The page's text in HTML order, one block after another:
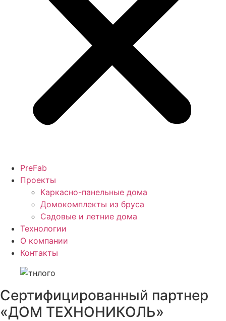
PreFab
Проекты
Каркасно-панельные дома
Домокомплекты из бруса
Садовые и летние дома
Технологии
О компании
Контакты
Сертифицированный партнер
«ДОМ ТЕХНОНИКОЛЬ»